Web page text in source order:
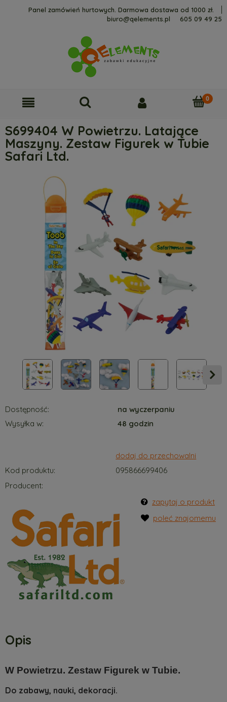
Panel zamówień hurtowych. Darmowa dostawa od 1000 zł.
biuro@qelements.pl
605 09 49 25
S699404 W Powietrzu. Latające
Maszyny. Zestaw Figurek w Tubie
Safari Ltd.
Dostępność:
na wyczerpaniu
Wysyłka w:
48 godzin
dodaj do przechowalni
Kod produktu:
095866699406
Producent:
zapytaj o produkt
poleć znajomemu
Opis
W Powietrzu. Zestaw Figurek w Tubie.
Do zabawy, nauki, dekoracji.